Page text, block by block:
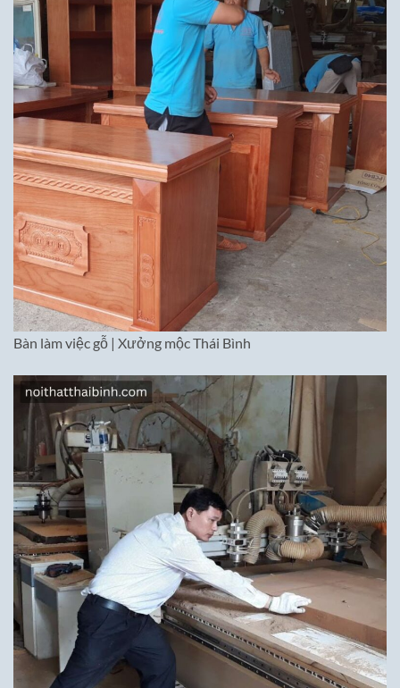
Bàn làm việc gỗ | Xưởng mộc Thái Bình